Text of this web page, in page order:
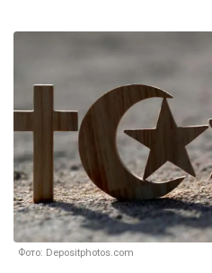
Фото: Depositphotos.com